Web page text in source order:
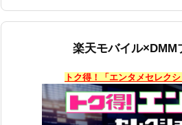
楽天モバイル×DMM
トク得！「エンタメセレク